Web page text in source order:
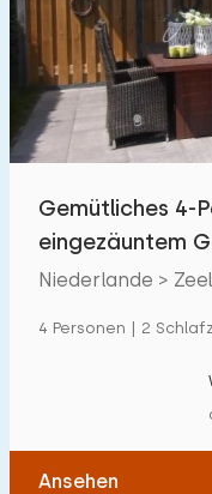
0,2 0,5 1
Unterkunft
Im Ferienpark
Einfamilienhaus
Tiny house
Gemütliches 4-
eingezäuntem
Veerse Meer
Niederlande >
4 Personen | 2
Ansehen